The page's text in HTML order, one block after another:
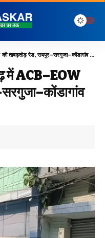
रेड, रायपुर–सरगुजा–कोंडागांव तक हड़कंप
में ACB–EOW